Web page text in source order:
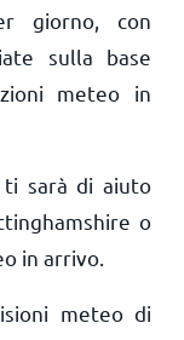
giorno, con
sulla base
meteo in
sarà di aiuto
o
in arrivo.
meteo di